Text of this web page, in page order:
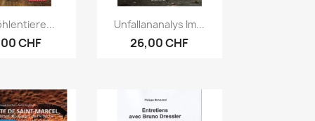
rapide
CHF
Aperçu rapide
Unfallananalys Im...
26,00 CHF